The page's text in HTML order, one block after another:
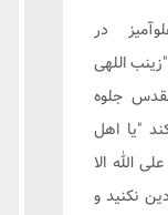
در
اللهی
جلوه
"یا اهل
الله الا
دین نکنید و